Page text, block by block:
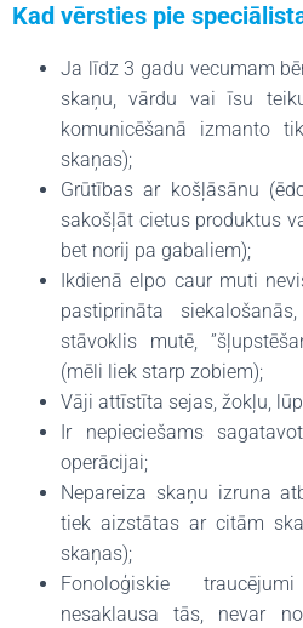
Kad vērsties pie
Ja līdz 3 gadu vecumam
skaņu, vārdu vai īsu
komunicēšanā izmanto
skaņas);
Grūtības ar košļāsānu
sakošļāt cietus produktus
bet norij pa gabaliem);
Ikdienā elpo caur muti
pastiprināta
stāvoklis mutē,
(mēli liek starp zobiem);
Vāji attīstīta sejas, žokļu,
Ir nepieciešams
operācijai;
Nepareiza skaņu izruna
tiek aizstātas ar citām
skaņas);
Fonoloģiskie
nesaklausa tās, nevar